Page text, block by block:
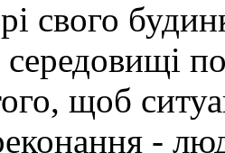
свого
щоб
-